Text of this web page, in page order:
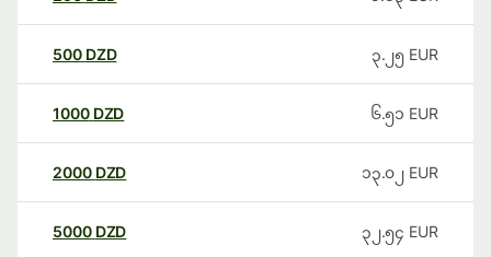
500 DZD ၃.၂၅ EUR
1000 DZD ၆.၅၁ EUR
2000 DZD ၁၃.၀၂ EUR
5000 DZD ၃၂.၅၄ EUR